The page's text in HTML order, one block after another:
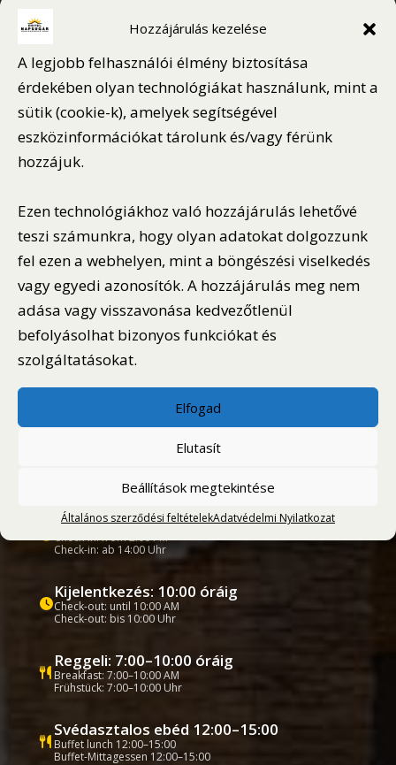
Hozzájárulás kezelése
A legjobb felhasználói élmény biztosítása
érdekében olyan technológiákat használunk, mint a
sütik (cookie-k), amelyek segítségével
eszközinformációkat tárolunk és/vagy férünk
hozzájuk.
Ezen technológiákhoz való hozzájárulás lehetővé
teszi számunkra, hogy olyan adatokat dolgozzunk
fel ezen a webhelyen, mint a böngészési viselkedés
vagy egyedi azonosítók. A hozzájárulás meg nem
adása vagy visszavonása kedvezőtlenül
befolyásolhat bizonyos funkciókat és
szolgáltatásokat.
Elfogad
Elutasít
Beállítások megtekintése
Általános szerződési feltételekAdatvédelmi Nyilatkozat
IDŐJÁRÁS – OROSHÁZA
Időjárás nem elérhető
Napsugár Hotel Orosháza
★★★★★
4,6 / 5
~480 vélemény alapján
Vendégeink többsége ajánlja a hotelt
Vélemények megtekintése
Szállodai információk
Hotelinformationen
Szállodai bejelentkezés: 14:00 órától
Check-in: from 2:00 PM
Check-in: ab 14:00 Uhr
Kijelentkezés: 10:00 óráig
Check-out: until 10:00 AM
Check-out: bis 10:00 Uhr
Reggeli: 7:00–10:00 óráig
Breakfast: 7:00–10:00 AM
Frühstück: 7:00–10:00 Uhr
Svédasztalos ebéd 12:00–15:00
Buffet lunch 12:00–15:00
Buffet-Mittagessen 12:00–15:00